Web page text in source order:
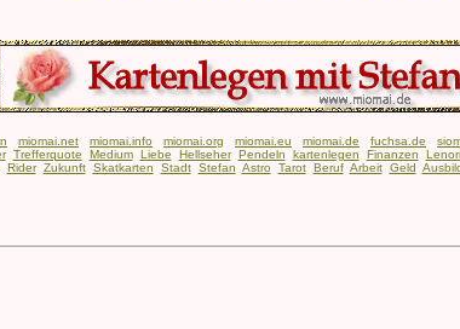
miomai.net miomai.info miomai.org miomai.eu miomai.de fuchsa.de
Trefferquote Medium Liebe Hellseher Pendeln kartenlegen Finanzen
Rider Zukunft Skatkarten Stadt Stefan Astro Tarot Beruf Arbeit Geld